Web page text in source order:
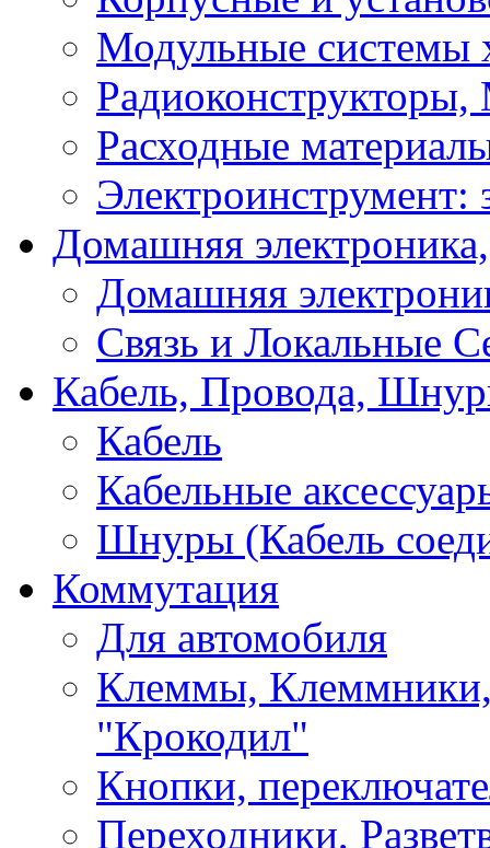
Модульные системы
Расходные
Электроинструмент:
Домашняя
Домашняя
Связь и Локальные
Кабель, Провода,
Кабель
Кабельные
Шнуры (Кабель
Коммутация
Для автомобиля
Клеммы,
"Крокодил"
Кнопки,
Переходники,